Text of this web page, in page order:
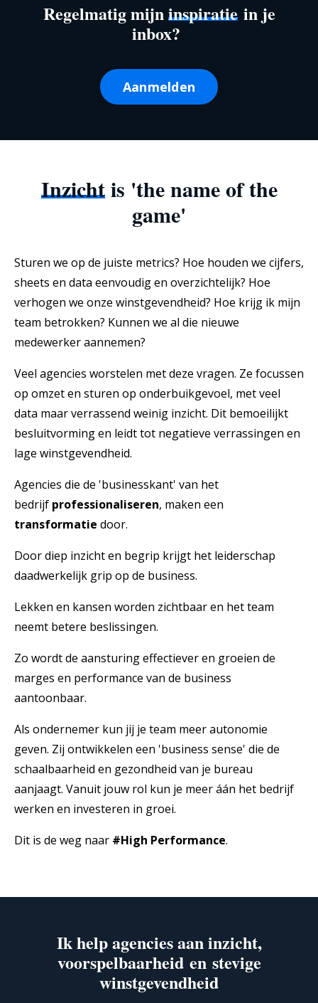
Regelmatig mijninspiratiein je
inbox?
Aanmelden
Inzichtis 'the name of the
game'
Sturen we op de juiste metrics? Hoe houden we cijfers,
sheets en data eenvoudig en overzichtelijk? Hoe
verhogen we onze winstgevendheid? Hoe krijg ik mijn
team betrokken? Kunnen we al die nieuwe
medewerker aannemen?
Veel agencies worstelen met deze vragen. Ze focussen
op omzet en sturen op onderbuikgevoel, met veel
data maar verrassend weinig inzicht. Dit bemoeilijkt
besluitvorming en leidt tot negatieve verrassingen en
lage winstgevendheid.
Agencies die de 'businesskant' van het
bedrijf professionaliseren, maken een
transformatie door.
Door diep inzicht en begrip krijgt het leiderschap
daadwerkelijk grip op de business.
Lekken en kansen worden zichtbaar en het team
neemt betere beslissingen.
Zo wordt de aansturing effectiever en groeien de
marges en performance van de business
aantoonbaar.
Als ondernemer kun jij je team meer autonomie
geven. Zij ontwikkelen een 'business sense' die de
schaalbaarheid en gezondheid van je bureau
aanjaagt. Vanuit jouw rol kun je meer áán het bedrijf
werken en investeren in groei.
Dit is de weg naar #High Performance.
Ik help agencies aan inzicht,
voorspelbaarheid en stevige
winstgevendheid